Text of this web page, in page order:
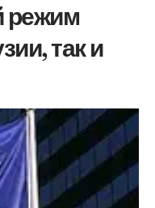
режим
так и